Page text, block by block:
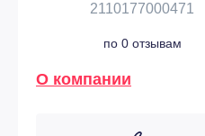
2110177000471
по 0 отзывам
О компании